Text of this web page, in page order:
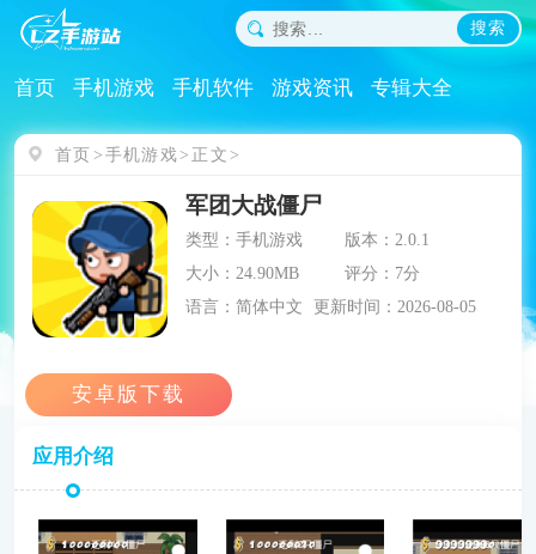
搜索
首页 手机游戏 手机软件 游戏资讯 专辑大全
首页 手机游戏 正文
军团大战僵尸
类型：手机游戏
版本：2.0.1
大小：24.90MB
评分：7分
语言：简体中文
更新时间：2026-08-05
应用介绍